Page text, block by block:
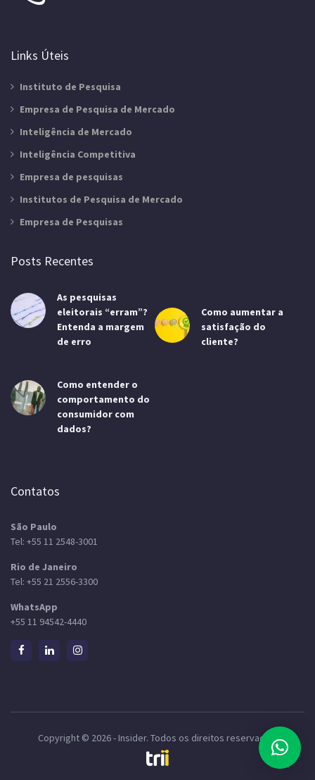
Links Úteis
Instituto de Pesquisa
Empresa de Pesquisa de Mercado
Inteligência de Mercado
Inteligência Competitiva
Empresa de pesquisas
Institutos de Pesquisa de Mercado
Empresa de Pesquisas
Posts Recentes
As pesquisas
eleitorais “erram”?
Entenda a margem
de erro
Como aumentar a
satisfação do
cliente?
Como entender o
comportamento do
consumidor com
dados?
Contatos
São Paulo
Tel: +55 11 2548-3001
Rio de Janeiro
Tel: +55 21 2556-3300
WhatsApp
+55 11 94542-4440
Copyright © 2026 - Insider. Todos os direitos reservados.